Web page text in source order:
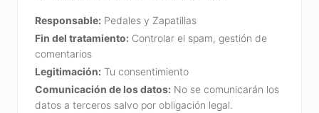
Responsable: Pedales y Zapatillas
Fin del tratamiento: Controlar el spam, gestión de
comentarios
Legitimación: Tu consentimiento
Comunicación de los datos: No se comunicarán los
datos a terceros salvo por obligación legal.